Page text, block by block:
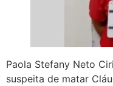
Paola Stefany Neto
suspeita de matar